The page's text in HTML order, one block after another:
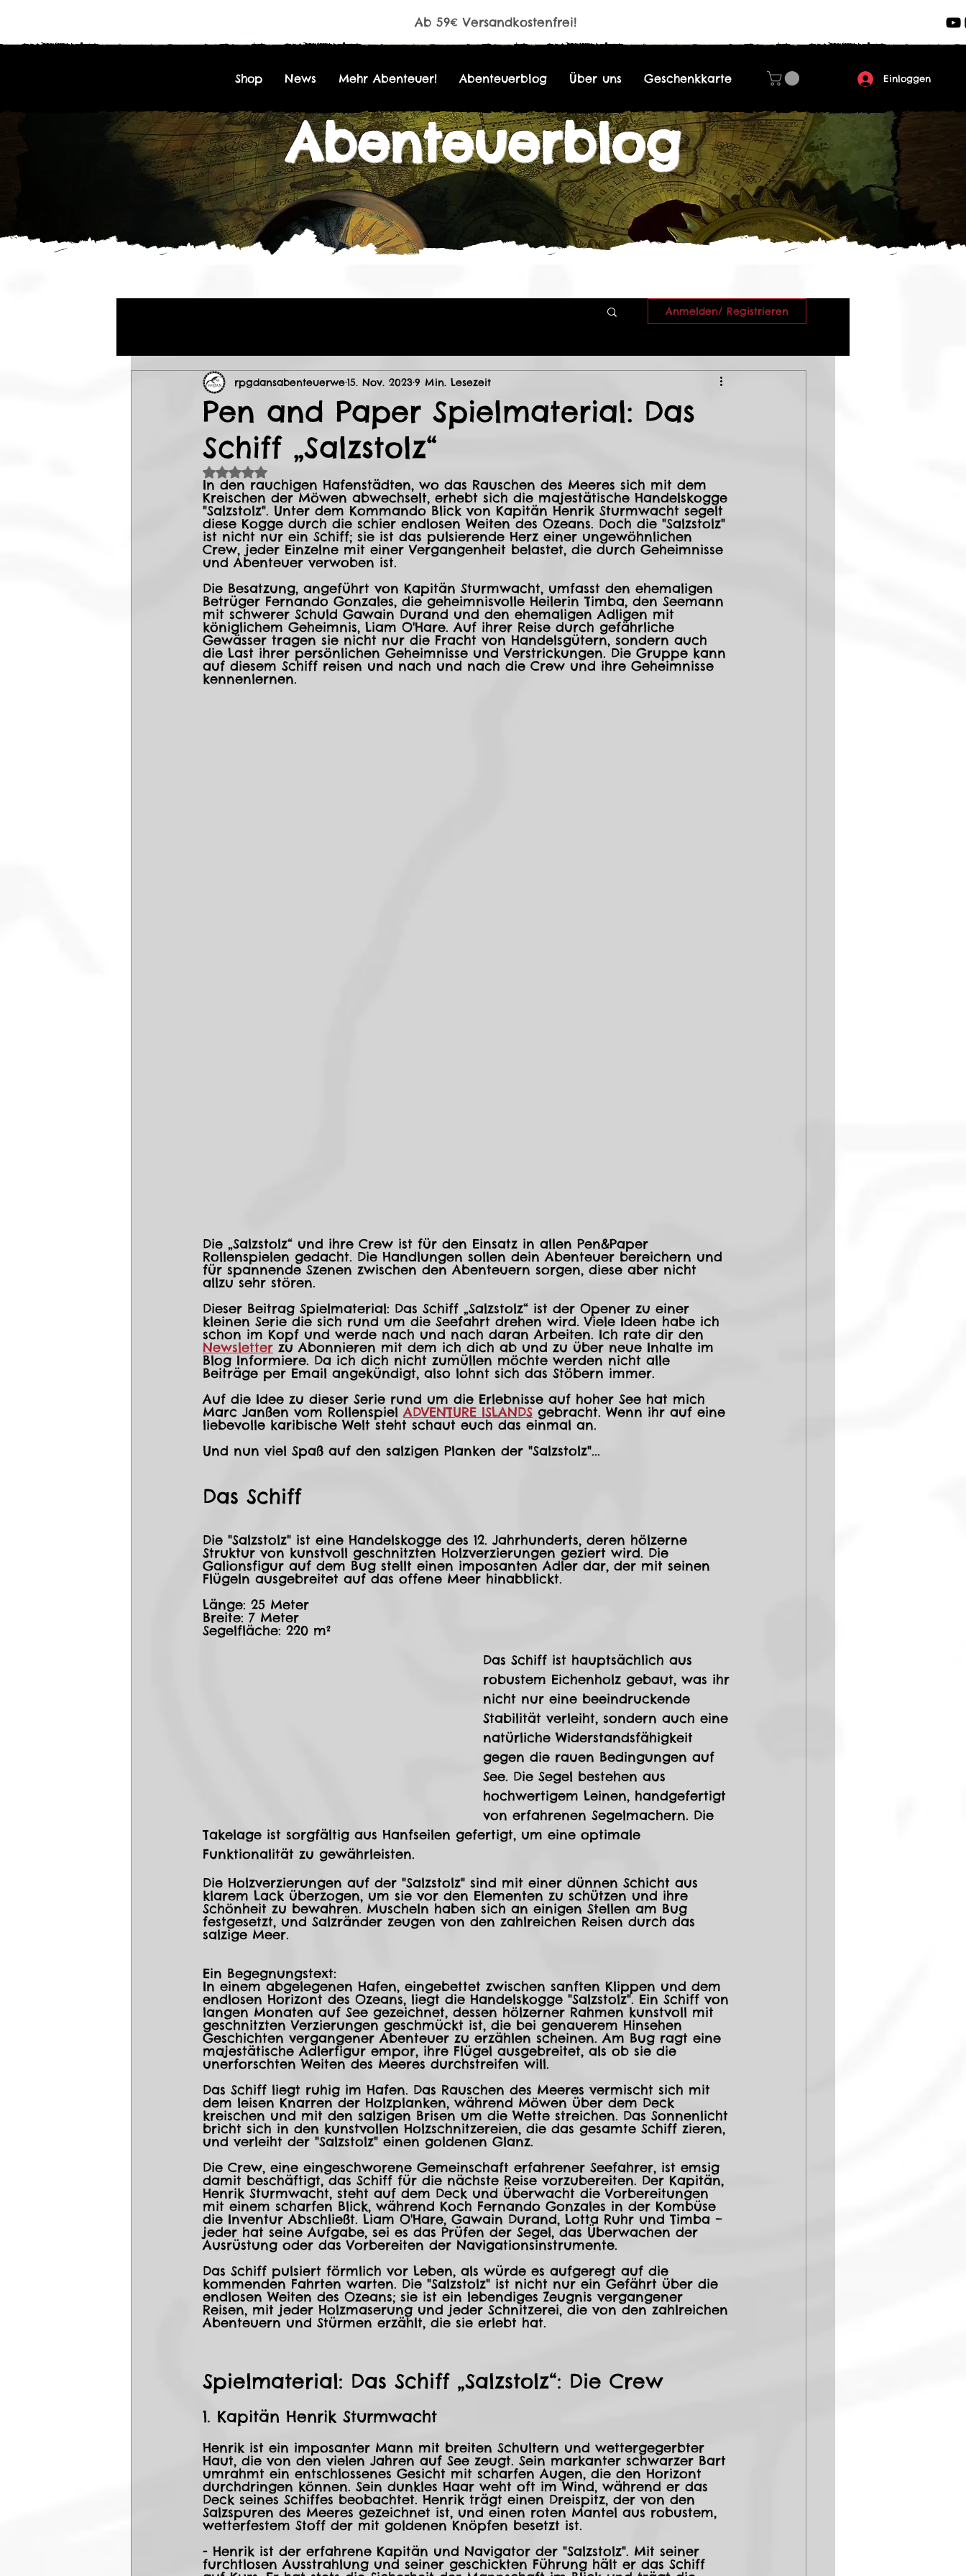
Ab 59€ Versandkostenfrei!
Shop News Mehr Abenteuer! Abenteuerblog Über uns Geschenkkarte Einloggen
Abenteuerblog
Anmelden/ Registrieren
Pen and Paper Spielmaterial: Das
Schiff „Salzstolz“
rpgdansabenteuerwe15. Nov. 20239 Min. Lesezeit
Mit NaN von 5 Sternen bewertet.
In den rauchigen Hafenstädten, wo das Rauschen des Meeres sich mit dem
Kreischen der Möwen abwechselt, erhebt sich die majestätische Handelskogge
"Salzstolz". Unter dem Kommando Blick von Kapitän Henrik Sturmwacht segelt
diese Kogge durch die schier endlosen Weiten des Ozeans. Doch die "Salzstolz"
ist nicht nur ein Schiff; sie ist das pulsierende Herz einer ungewöhnlichen
Crew, jeder Einzelne mit einer Vergangenheit belastet, die durch Geheimnisse
und Abenteuer verwoben ist.
Die Besatzung, angeführt von Kapitän Sturmwacht, umfasst den ehemaligen
Betrüger Fernando Gonzales, die geheimnisvolle Heilerin Timba, den Seemann
mit schwerer Schuld Gawain Durand und den ehemaligen Adligen mit
königlichem Geheimnis, Liam O'Hare. Auf ihrer Reise durch gefährliche
Gewässer tragen sie nicht nur die Fracht von Handelsgütern, sondern auch
die Last ihrer persönlichen Geheimnisse und Verstrickungen. Die Gruppe kann
auf diesem Schiff reisen und nach und nach die Crew und ihre Geheimnisse
kennenlernen.
Die „Salzstolz“ und ihre Crew ist für den Einsatz in allen Pen&Paper
Rollenspielen gedacht. Die Handlungen sollen dein Abenteuer bereichern und
für spannende Szenen zwischen den Abenteuern sorgen, diese aber nicht
allzu sehr stören.
Dieser Beitrag Spielmaterial: Das Schiff „Salzstolz“ ist der Opener zu einer
kleinen Serie die sich rund um die Seefahrt drehen wird. Viele Ideen habe ich
schon im Kopf und werde nach und nach daran Arbeiten. Ich rate dir den
Newsletter zu Abonnieren mit dem ich dich ab und zu über neue Inhalte im
Blog Informiere. Da ich dich nicht zumüllen möchte werden nicht alle
Beiträge per Email angekündigt, also lohnt sich das Stöbern immer.
Auf die Idee zu dieser Serie rund um die Erlebnisse auf hoher See hat mich
Marc Janßen vom Rollenspiel ADVENTURE ISLANDS gebracht. Wenn ihr auf eine
liebevolle karibische Welt steht schaut euch das einmal an.
Und nun viel Spaß auf den salzigen Planken der "Salzstolz"...
Das Schiff
Die "Salzstolz" ist eine Handelskogge des 12. Jahrhunderts, deren hölzerne
Struktur von kunstvoll geschnitzten Holzverzierungen geziert wird. Die
Galionsfigur auf dem Bug stellt einen imposanten Adler dar, der mit seinen
Flügeln ausgebreitet auf das offene Meer hinabblickt.
Länge: 25 Meter
Breite: 7 Meter
Segelfläche: 220 m²
Das Schiff ist hauptsächlich aus
robustem Eichenholz gebaut, was ihr
nicht nur eine beeindruckende
Stabilität verleiht, sondern auch eine
natürliche Widerstandsfähigkeit
gegen die rauen Bedingungen auf
See. Die Segel bestehen aus
hochwertigem Leinen, handgefertigt
von erfahrenen Segelmachern. Die
Takelage ist sorgfältig aus Hanfseilen gefertigt, um eine optimale
Funktionalität zu gewährleisten.
Die Holzverzierungen auf der "Salzstolz" sind mit einer dünnen Schicht aus
klarem Lack überzogen, um sie vor den Elementen zu schützen und ihre
Schönheit zu bewahren. Muscheln haben sich an einigen Stellen am Bug
festgesetzt, und Salzränder zeugen von den zahlreichen Reisen durch das
salzige Meer.
Ein Begegnungstext:
In einem abgelegenen Hafen, eingebettet zwischen sanften Klippen und dem
endlosen Horizont des Ozeans, liegt die Handelskogge "Salzstolz". Ein Schiff von
langen Monaten auf See gezeichnet, dessen hölzerner Rahmen kunstvoll mit
geschnitzten Verzierungen geschmückt ist, die bei genauerem Hinsehen
Geschichten vergangener Abenteuer zu erzählen scheinen. Am Bug ragt eine
majestätische Adlerfigur empor, ihre Flügel ausgebreitet, als ob sie die
unerforschten Weiten des Meeres durchstreifen will.
Das Schiff liegt ruhig im Hafen. Das Rauschen des Meeres vermischt sich mit
dem leisen Knarren der Holzplanken, während Möwen über dem Deck
kreischen und mit den salzigen Brisen um die Wette streichen. Das Sonnenlicht
bricht sich in den kunstvollen Holzschnitzereien, die das gesamte Schiff zieren,
und verleiht der "Salzstolz" einen goldenen Glanz.
Die Crew, eine eingeschworene Gemeinschaft erfahrener Seefahrer, ist emsig
damit beschäftigt, das Schiff für die nächste Reise vorzubereiten. Der Kapitän,
Henrik Sturmwacht, steht auf dem Deck und überwacht die Vorbereitungen
mit einem scharfen Blick, während Koch Fernando Gonzales in der Kombüse
die Inventur Abschließt. Liam O'Hare, Gawain Durand, Lotta Ruhr und Timba –
jeder hat seine Aufgabe, sei es das Prüfen der Segel, das Überwachen der
Ausrüstung oder das Vorbereiten der Navigationsinstrumente.
Das Schiff pulsiert förmlich vor Leben, als würde es aufgeregt auf die
kommenden Fahrten warten. Die "Salzstolz" ist nicht nur ein Gefährt über die
endlosen Weiten des Ozeans; sie ist ein lebendiges Zeugnis vergangener
Reisen, mit jeder Holzmaserung und jeder Schnitzerei, die von den zahlreichen
Abenteuern und Stürmen erzählt, die sie erlebt hat.
Spielmaterial: Das Schiff „Salzstolz“: Die Crew
1. Kapitän Henrik Sturmwacht
Henrik ist ein imposanter Mann mit breiten Schultern und wettergegerbter
Haut, die von den vielen Jahren auf See zeugt. Sein markanter schwarzer Bart
umrahmt ein entschlossenes Gesicht mit scharfen Augen, die den Horizont
durchdringen können. Sein dunkles Haar weht oft im Wind, während er das
Deck seines Schiffes beobachtet. Henrik trägt einen Dreispitz, der von den
Salzspuren des Meeres gezeichnet ist, und einen roten Mantel aus robustem,
wetterfestem Stoff der mit goldenen Knöpfen besetzt ist.
- Henrik ist der erfahrene Kapitän und Navigator der "Salzstolz". Mit seiner
furchtlosen Ausstrahlung und seiner geschickten Führung hält er das Schiff